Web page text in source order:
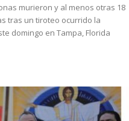
murieron y al menos otras 18
tras un tiroteo ocurrido la
domingo en Tampa, Florida